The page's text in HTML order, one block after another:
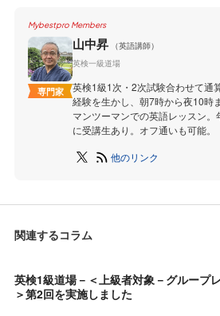
Mybestpro Members
専門家
山中昇
（英語講師）
英検一級道場
英検1級1次・2次試験合わせて通
経験を生かし、朝7時から夜10時
マンツーマンでの英語レッスン
に受講生あり。オフ通いも可能。
他のリンク
関連するコラム
英検1級道場－＜上級者対象－グループ
＞第2回を実施しました